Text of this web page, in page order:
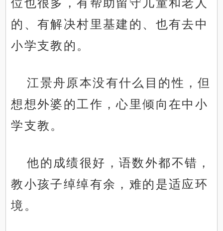
位也很多，有帮助留守儿童和老人
的、有解决村里基建的、也有去中
小学支教的。
江景舟原本没有什么目的性，但
想想外婆的工作，心里倾向在中小
学支教。
他的成绩很好，语数外都不错，
教小孩子绰绰有余，难的是适应环
境。